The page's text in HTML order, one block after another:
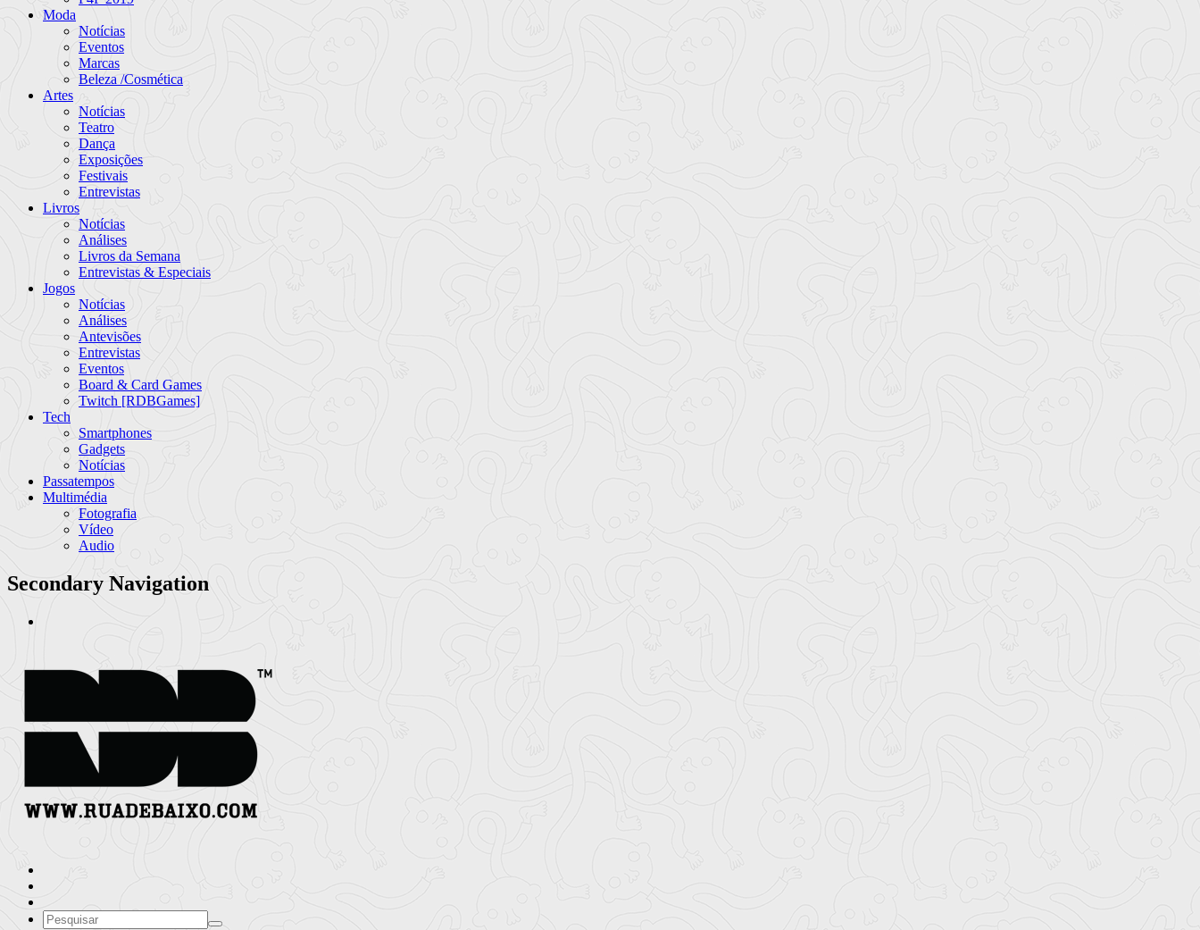
Moda
Notícias
Eventos
Marcas
Beleza /Cosmética
Artes
Notícias
Teatro
Dança
Exposições
Festivais
Entrevistas
Livros
Notícias
Análises
Livros da Semana
Entrevistas & Especiais
Jogos
Notícias
Análises
Antevisões
Entrevistas
Eventos
Board & Card Games
Twitch [RDBGames]
Tech
Smartphones
Gadgets
Notícias
Passatempos
Multimédia
Fotografia
Vídeo
Audio
Secondary Navigation